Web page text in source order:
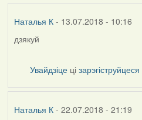
Наталья К- 13.07.2018 - 10:16
дзякуй
Увайдзіце цізарэгіструйцеся
Наталья К- 22.07.2018 - 21:19